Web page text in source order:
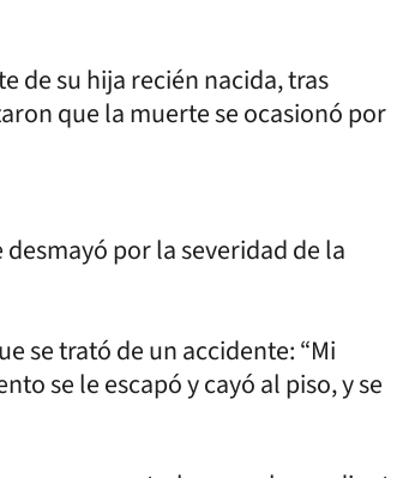
de su hija recién nacida, tras
que la muerte se ocasionó por
por la severidad de la
se trató de un accidente: “Mi
se le escapó y cayó al piso, y se